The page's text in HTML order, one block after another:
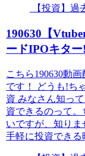
【投資】過
190630【
ードIPOキター
こちら190630動
です！ どうも!ち
資 みなさん知っ
資できるのって
いですが、知りま
手軽に投資できる